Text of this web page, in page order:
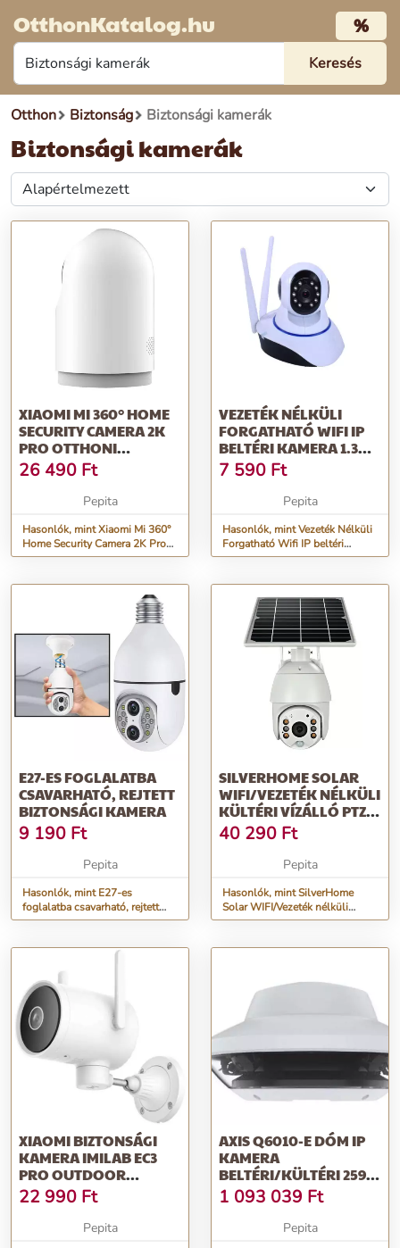
OtthonKatalog.hu %
Otthon Biztonság Biztonsági kamerák
Biztonsági kamerák
XIAOMI MI 360° HOME
SECURITY CAMERA 2K
PRO OTTHONI
BIZTONSÁGI KAMERA
26 490 Ft
Pepita
Hasonlók, mint Xiaomi Mi 360°
Home Security Camera 2K Pro
otthoni biztonsági kamera
VEZETÉK NÉLKÜLI
FORGATHATÓ WIFI IP
BELTÉRI KAMERA 1.3MP
YOOSEE APP
7 590 Ft
Pepita
Hasonlók, mint Vezeték Nélküli
Forgatható Wifi IP beltéri
Kamera 1.3Mp YOOSEE APP
E27-ES FOGLALATBA
CSAVARHATÓ, REJTETT
BIZTONSÁGI KAMERA
9 190 Ft
Pepita
Hasonlók, mint E27-es
foglalatba csavarható, rejtett
biztonsági kamera
SILVERHOME SOLAR
WIFI/VEZETÉK NÉLKÜLI
KÜLTÉRI VÍZÁLLÓ PTZ
CCTV BI...
40 290 Ft
Pepita
Hasonlók, mint SilverHome
Solar WIFI/Vezeték nélküli
kültéri vízálló PTZ CCTV bi...
XIAOMI BIZTONSÁGI
KAMERA IMILAB EC3
PRO OUTDOOR
CAMERA
22 990 Ft
Pepita
AXIS Q6010-E DÓM IP
KAMERA
BELTÉRI/KÜLTÉRI 2592
X 1944 PX PLAFON
1 093 039 Ft
Pepita